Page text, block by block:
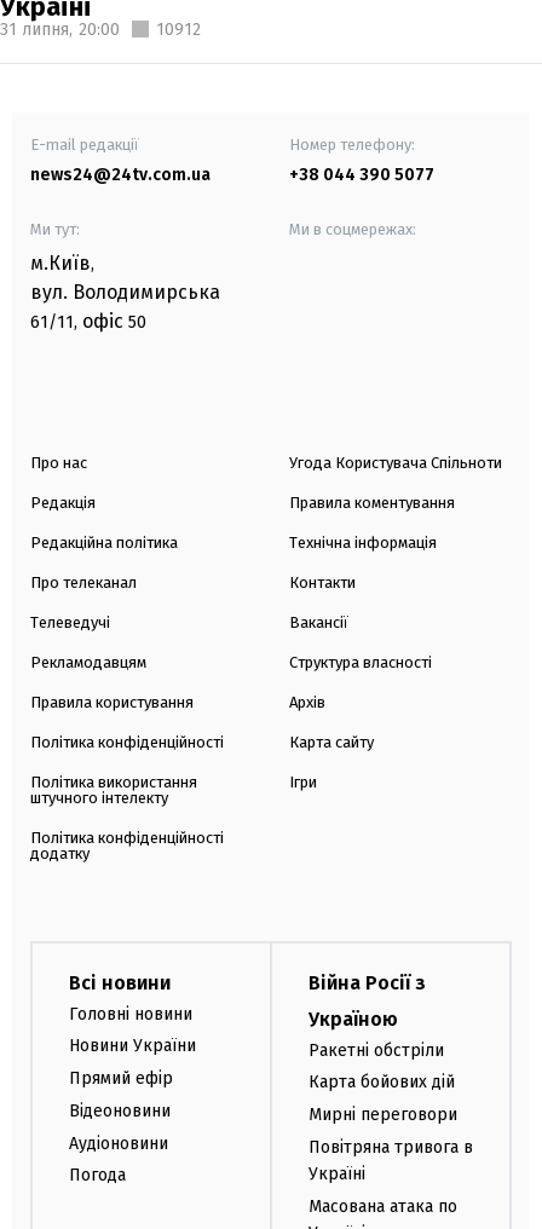
31 липня, 20:00 10912
E-mail редакції
news24@24tv.com.ua
Номер телефону:
+38 044 390 5077
Ми тут:
м.Київ,
вул. Володимирська
61/11, офіс 50
Ми в соцмережах:
Про нас
Редакція
Редакційна політика
Про телеканал
Телеведучі
Рекламодавцям
Правила користування
Політика конфіденційності
Політика використання
штучного інтелекту
Політика конфіденційності
додатку
Угода Користувача Спільноти
Правила коментування
Технічна інформація
Контакти
Вакансії
Структура власності
Архів
Карта сайту
Ігри
Всі новини
Головні новини
Новини України
Прямий ефір
Відеоновини
Аудіоновини
Погода
Війна Росії з
Україною
Ракетні обстріли
Карта бойових дій
Мирні переговори
Повітряна тривога в
Україні
Масована атака по